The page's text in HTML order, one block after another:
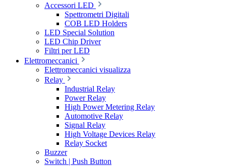
Accessori LED
Spettrometri Digitali
COB LED Holders
LED Special Solution
LED Chip Driver
Filtri per LED
Elettromeccanici
Elettromeccanici visualizza
Relay
Industrial Relay
Power Relay
High Power Metering Relay
Automotive Relay
Signal Relay
High Voltage Devices Relay
Relay Socket
Buzzer
Switch | Push Button